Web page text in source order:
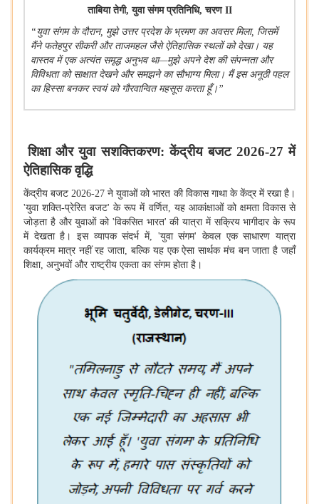
ताबिया तेगी,युवा संगम प्रतिनिधि,चरण II
“युवा संगम के दौरान, मुझे उत्तर प्रदेश के भ्रमण का अवसर मिला, जिसमें
मैंने फतेहपुर सीकरी और ताजमहल जैसे ऐतिहासिक स्थलों को देखा। यह
वास्तव में एक अत्यंत समृद्ध अनुभव था—मुझे अपने देश की संपन्नता और
विविधता को साक्षात देखने और समझने का सौभाग्य मिला। मैं इस अनूठी पहल
का हिस्सा बनकर स्वयं को गौरवान्वित महसूस करता हूँ। ”
शिक्षा और युवा सशक्तिकरण: केंद्रीय बजट 2026-27में
ऐतिहासिक वृद्धि
केंद्रीय बजट 2026-27ने युवाओं को भारत की विकास गाथा के केंद्र में रखा है।
'युवा शक्ति-प्रेरित बजट'के रूप में वर्णित, यह आकांक्षाओं को क्षमता विकास से
जोड़ता है और युवाओं को 'विकसित भारत'की यात्रा में सक्रिय भागीदार के रूप
में देखता है। इस व्यापक संदर्भ में, 'युवा संगम'केवल एक साधारण यात्रा
कार्यक्रम मात्र नहीं रह जाता, बल्कि यह एक ऐसा सार्थक मंच बन जाता है जहाँ
शिक्षा, अनुभवों और राष्ट्रीय एकता का संगम होता है।